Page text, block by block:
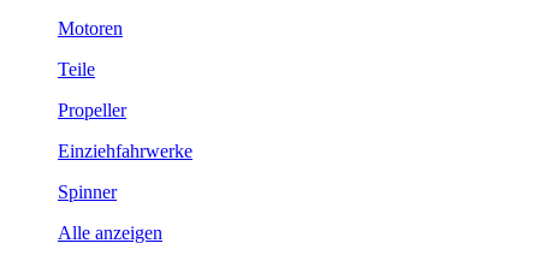
Motoren
Teile
Propeller
Einziehfahrwerke
Spinner
Alle anzeigen